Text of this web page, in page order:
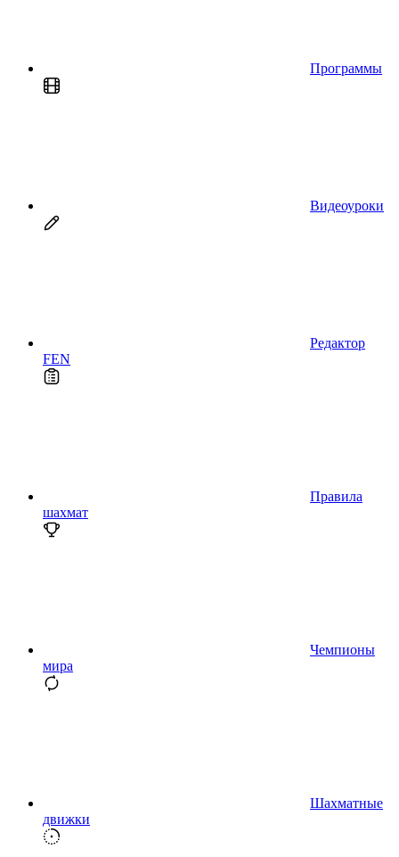
Программы
Видеоуроки
Редактор
FEN
Правила
шахмат
Чемпионы
мира
Шахматные
движки